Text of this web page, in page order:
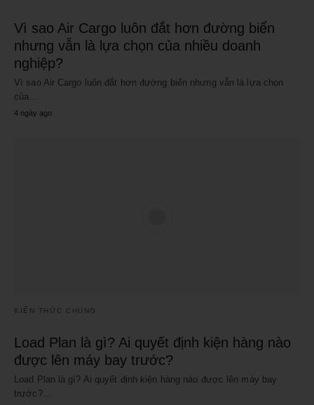
Vì sao Air Cargo luôn đắt hơn đường biển
nhưng vẫn là lựa chọn của nhiều doanh
nghiệp?
Vì sao Air Cargo luôn đắt hơn đường biển nhưng vẫn là lựa chọn
của…
4 ngày ago
KIẾN THỨC CHUNG
Load Plan là gì? Ai quyết định kiện hàng nào
được lên máy bay trước?
Load Plan là gì? Ai quyết định kiện hàng nào được lên máy bay
trước?…